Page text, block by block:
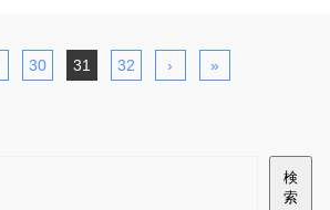
30 31 32 › »
検
索